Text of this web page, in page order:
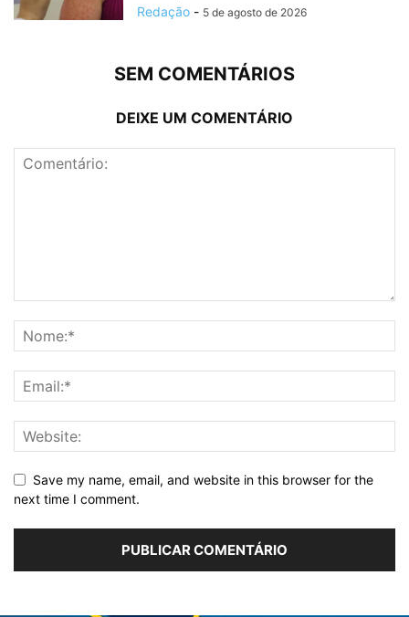
Redação - 5 de agosto de 2026
SEM COMENTÁRIOS
DEIXE UM COMENTÁRIO
Save my name, email, and website in this browser for the
next time I comment.